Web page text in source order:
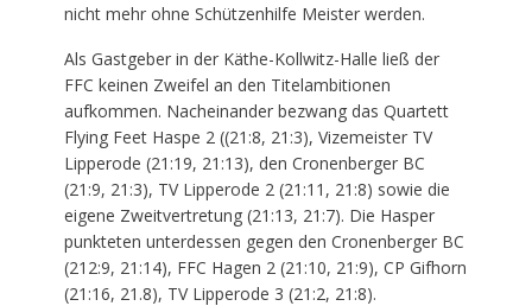
nicht mehr ohne Schützenhilfe Meister werden.
Als Gastgeber in der Käthe-Kollwitz-Halle ließ der
FFC keinen Zweifel an den Titelambitionen
aufkommen. Nacheinander bezwang das Quartett
Flying Feet Haspe 2 ((21:8, 21:3), Vizemeister TV
Lipperode (21:19, 21:13), den Cronenberger BC
(21:9, 21:3), TV Lipperode 2 (21:11, 21:8) sowie die
eigene Zweitvertretung (21:13, 21:7). Die Hasper
punkteten unterdessen gegen den Cronenberger BC
(212:9, 21:14), FFC Hagen 2 (21:10, 21:9), CP Gifhorn
(21:16, 21.8), TV Lipperode 3 (21:2, 21:8).